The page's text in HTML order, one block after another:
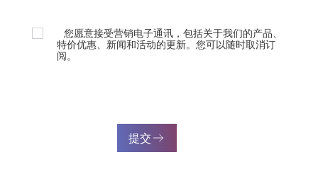
您愿意接受营销电子通讯，包括关于我们的产品、
特价优惠、新闻和活动的更新。您可以随时取消订
阅。
提交